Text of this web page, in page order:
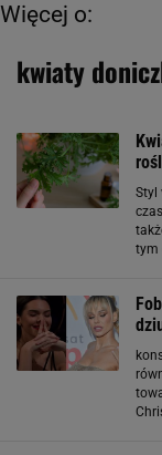
Więcej o:
kwiaty
Styl
tym